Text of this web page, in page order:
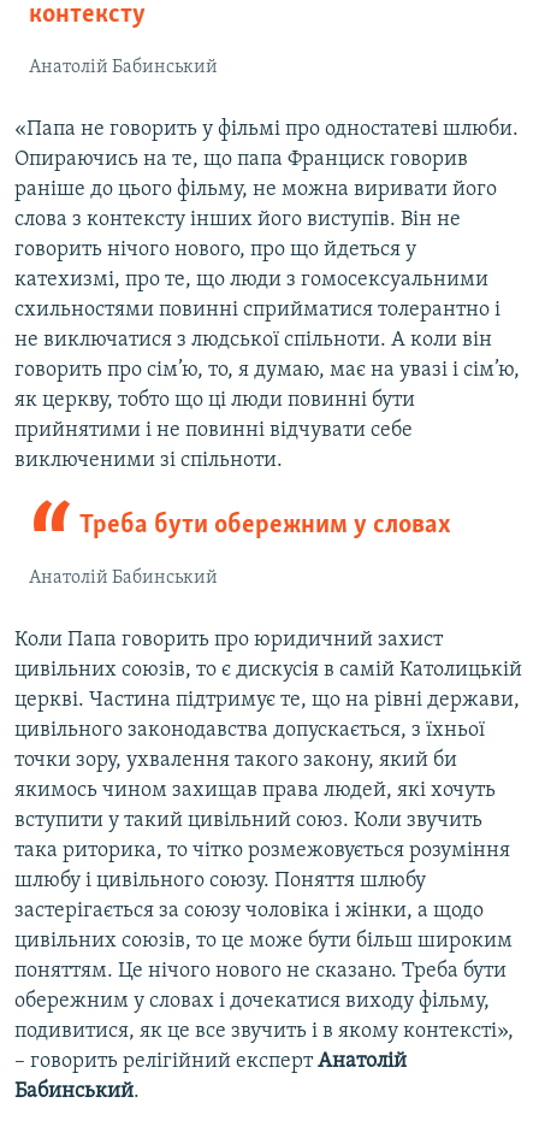
контексту
Анатолій Бабинський
«Папа не говорить у фільмі про одностатеві шлюби.
Опираючись на те, що папа Франциск говорив
раніше до цього фільму, не можна виривати його
слова з контексту інших його виступів. Він не
говорить нічого нового, про що йдеться у
катехизмі, про те, що люди з гомосексуальними
схильностями повинні сприйматися толерантно і
не виключатися з людської спільноти. А коли він
говорить про сім’ю, то, я думаю, має на увазі і сім’ю,
як церкву, тобто що ці люди повинні бути
прийнятими і не повинні відчувати себе
виключеними зі спільноти.
Треба бути обережним у словах
Анатолій Бабинський
Коли Папа говорить про юридичний захист
цивільних союзів, то є дискусія в самій Католицькій
церкві. Частина підтримує те, що на рівні держави,
цивільного законодавства допускається, з їхньої
точки зору, ухвалення такого закону, який би
якимось чином захищав права людей, які хочуть
вступити у такий цивільний союз. Коли звучить
така риторика, то чітко розмежовується розуміння
шлюбу і цивільного союзу. Поняття шлюбу
застерігається за союзу чоловіка і жінки, а щодо
цивільних союзів, то це може бути більш широким
поняттям. Це нічого нового не сказано. Треба бути
обережним у словах і дочекатися виходу фільму,
подивитися, як це все звучить і в якому контексті»,
– говорить релігійний експертАнатолій
Бабинський.